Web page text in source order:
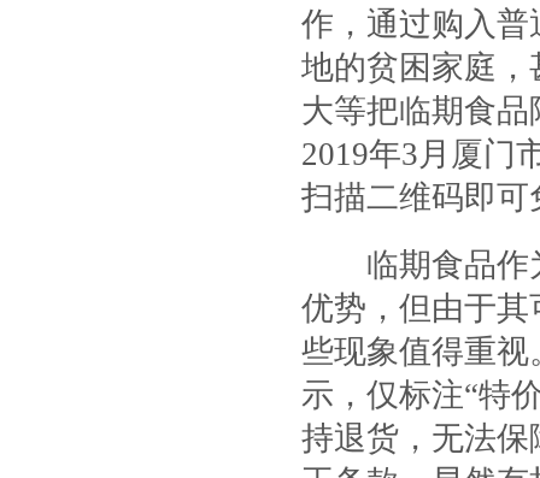
作，通过购入
地的贫困家庭
大等把临期食
2019年3月厦门
扫描二维码即
临期食品作为
优势，但由于
些现象值得重
示，仅标注“特
持退货，无法保